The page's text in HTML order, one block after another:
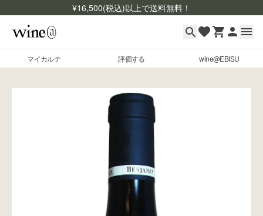
¥16,500(税込)以上で送料無料！
マイカルテ 評価する wine@EBISU
マイカルテ